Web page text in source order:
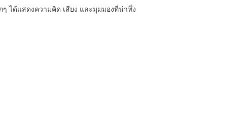
ๆ ได้แสดงความคิด เสียง และมุมมองที่น่าทึ่ง